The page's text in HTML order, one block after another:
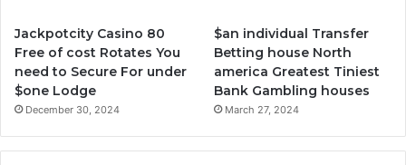
Jackpotcity Casino 80
Free of cost Rotates You
need to Secure For under
$one Lodge
December 30, 2024
$an individual Transfer
Betting house North
america Greatest Tiniest
Bank Gambling houses
March 27, 2024